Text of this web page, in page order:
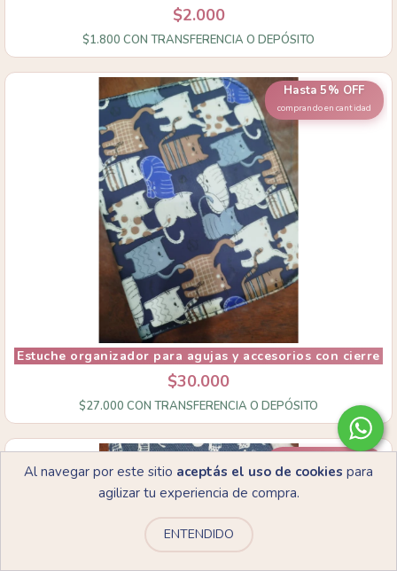
Al navegar por este sitio aceptás el uso de cookies para
agilizar tu experiencia de compra.
ENTENDIDO
$2.000
$1.800 CON TRANSFERENCIA O DEPÓSITO
Hasta 5% OFF
comprando en cantidad
Estuche organizador para agujas y accesorios con cierre
$30.000
$27.000 CON TRANSFERENCIA O DEPÓSITO
Hasta 5% OFF
comprando en cantidad